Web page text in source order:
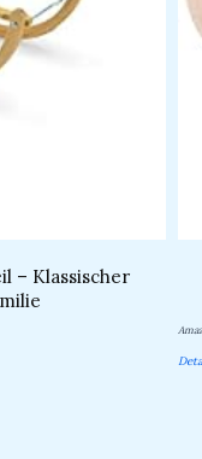
– Klassischer